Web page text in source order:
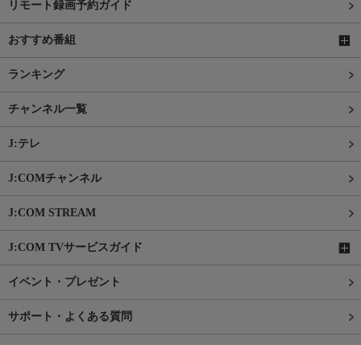
リモート録画予約ガイド
おすすめ番組
ランキング
チャンネル一覧
J:テレ
J:COMチャンネル
J:COM STREAM
J:COM TVサービスガイド
イベント・プレゼント
サポート・よくある質問